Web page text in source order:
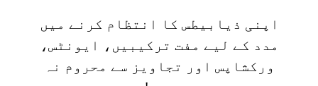
اپنی ذیابیطس کا انتظام کرنے میں
مدد کے لیے مفت ترکیبیں، ایونٹس،
ورکشاپس اور تجاویز سے محروم نہ